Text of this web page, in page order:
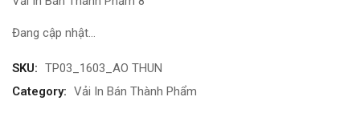
Đang cập nhật…
SKU: TP03_1603_AO THUN
Category: Vải In Bán Thành Phẩm